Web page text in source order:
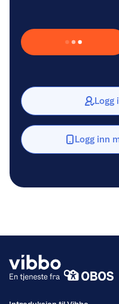
Laster inn Vipps …
Logg
Logg inn